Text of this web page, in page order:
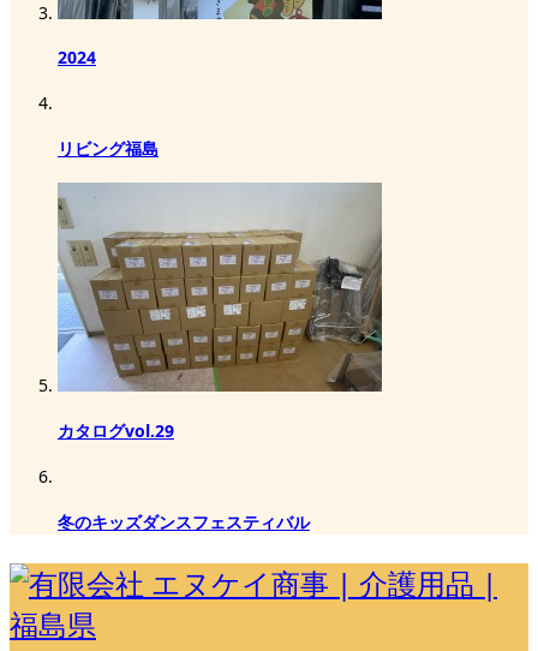
2024
リビング福島
カタログvol.29
冬のキッズダンスフェスティバル